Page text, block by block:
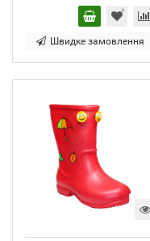
Швидке замовлення